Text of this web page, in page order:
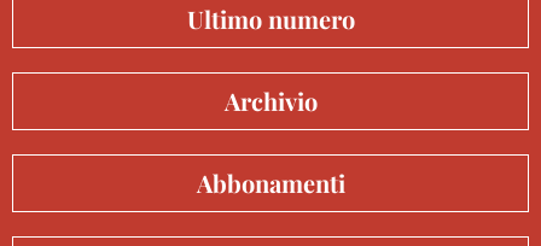
Ultimo numero
Archivio
Abbonamenti